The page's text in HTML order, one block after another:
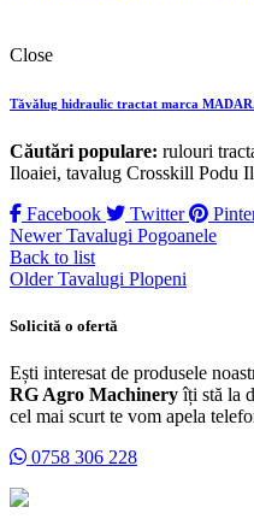
Close
Tăvălug hidraulic tractat marca
Căutări populare: rulouri
Iloaiei, tavalug Crosskill Podu
Facebook
Twitter
Newer Tavalugi Pogoanele
Back to list
Older Tavalugi Plopeni
Solicită o ofertă
Ești interesat de produsele
RG Agro Machineryîți stă la
cel mai scurt te vom apela
0758 306 228